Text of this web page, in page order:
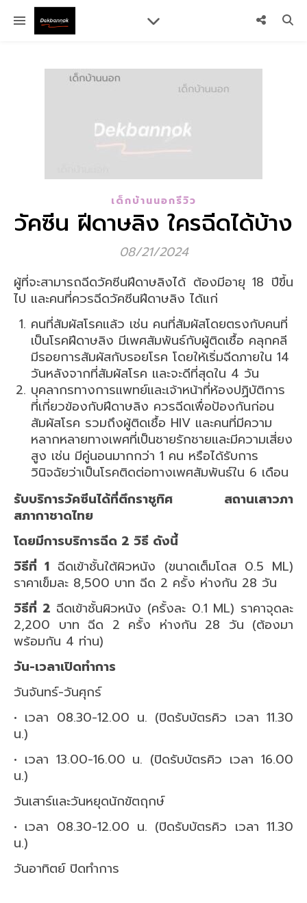
เด็กบ้านนอกรีวิว
วัคซีน ฝีดาษลิง ใครฉีดได้บ้าง
08/21/2024
ผู้ที่จะสามารถฉีดวัคซีนฝีดาษลิงได้ ต้องมีอายุ 18 ปีขึ้น
ไป และคนที่ควรฉีดวัคซีนฝีดาษลิง ได้แก่
คนที่สัมผัสโรคแล้ว เช่น คนที่สัมผัสโดยตรงกับคนที่
เป็นโรคฝีดาษลิง มีเพศสัมพันธ์กับผู้ติดเชื้อ คลุกคลี
มีรอยการสัมผัสกับรอยโรค โดยให้เริ่มฉีดภายใน 14
วันหลังจากที่สัมผัสโรค และจะดีที่สุดใน 4 วัน
บุคลากรทางการแพทย์และเจ้าหน้าที่ห้องปฏิบัติการ
ที่เกี่ยวข้องกับฝีดาษลิง ควรฉีดเพื่อป้องกันก่อน
สัมผัสโรค รวมถึงผู้ติดเชื้อ HIV และคนที่มีความ
หลากหลายทางเพศที่เป็นชายรักชายและมีความเสี่ยง
สูง เช่น มีคู่นอนมากกว่า 1 คน หรือได้รับการ
วินิจฉัยว่าเป็นโรคติดต่อทางเพศสัมพันธ์ใน 6 เดือน
รับบริการวัคซีนได้ที่ตึกราชูทิศ สถานเสาวภา
สภากาชาดไทย
โดยมีการบริการฉีด 2 วิธี ดังนี้
วิธีที่ 1 ฉีดเข้าชั้นใต้ผิวหนัง (ขนาดเต็มโดส 0.5 ML)
ราคาเข็มละ 8,500 บาท ฉีด 2 ครั้ง ห่างกัน 28 วัน
วิธีที่ 2 ฉีดเข้าชั้นผิวหนัง (ครั้งละ 0.1 ML) ราคาจุดละ
2,200 บาท ฉีด 2 ครั้ง ห่างกัน 28 วัน (ต้องมา
พร้อมกัน 4 ท่าน)
วัน-เวลาเปิดทำการ
วันจันทร์-วันศุกร์
• เวลา 08.30-12.00 น. (ปิดรับบัตรคิว เวลา 11.30
น.)
• เวลา 13.00-16.00 น. (ปิดรับบัตรคิว เวลา 16.00
น.)
วันเสาร์และวันหยุดนักขัตฤกษ์
• เวลา 08.30-12.00 น. (ปิดรับบัตรคิว เวลา 11.30
น.)
วันอาทิตย์ ปิดทำการ